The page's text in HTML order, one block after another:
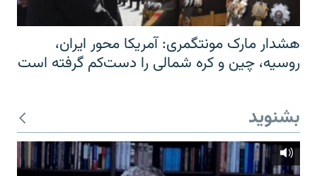
هشدار مارک مونتگمری: آمریکا محور ایران،
روسیه، چین و کره شمالی را دست‌کم گرفته است
بشنوید